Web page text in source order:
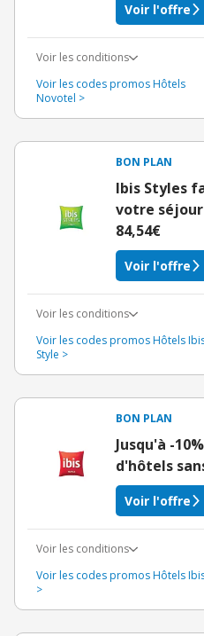
Voir l'offre
Voir les conditions
Voir les codes promos Hôtels
Novotel >
BON PLAN
Ibis Styles
votre
84,54€
Voir l'offre
Voir les conditions
Voir les codes promos Hôtels
Style >
BON PLAN
Jusqu'à -
d'hôtels
Voir l'offre
Voir les conditions
Voir les codes promos Hôtels
>